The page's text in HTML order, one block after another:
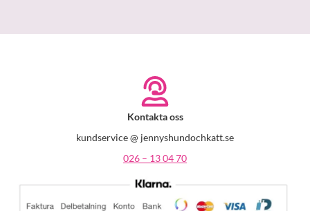
Kontakta oss
kundservice @ jennyshundochkatt.se
026 – 13 04 70